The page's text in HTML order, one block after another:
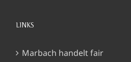
LINKS
Marbach handelt fair